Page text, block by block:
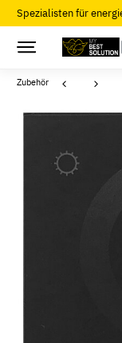
Spezialisten für
Zubehör